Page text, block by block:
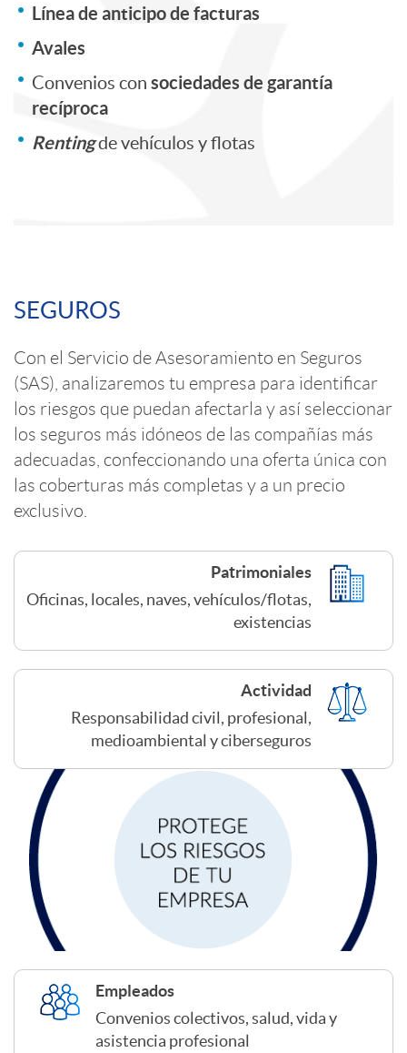
s
r
e
s
a
n
c
c
i
o
n
E
m
p
s
a
s
Línea de anticipo de facturas
Avales
Convenios con sociedades de garantía
recíproca
Rentingde vehículos y flotas
o
n
t
e
n
i
d
e
u
SEGUROS
Con el Servicio de Asesoramiento en Seguros
(SAS), analizaremos tu empresa para identificar
los riesgos que puedan afectarla y así seleccionar
los seguros más idóneos de las compañías más
adecuadas, confeccionando una oferta única con
las coberturas más completas y a un precio
exclusivo.
Patrimoniales
Oficinas, locales, naves, vehículos/flotas,
existencias
Actividad
Responsabilidad civil, profesional,
medioambiental y ciberseguros
Empleados
Convenios colectivos, salud, vida y
asistencia profesional